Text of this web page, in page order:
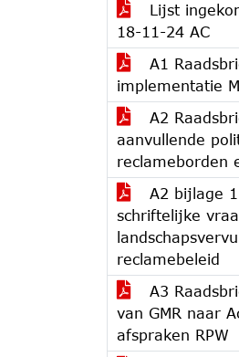
Lijst
18-11-24 AC
A1
implementatie
A2
aanvullende
reclameborden
A2 bijlage
schriftelijke
reclamebeleid
A3
van GMR naar
afspraken RPW